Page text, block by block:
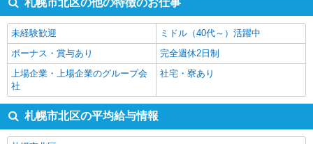
札幌市北区の他の特徴のお仕事
未経験歓迎
ミドル（40代～）活躍中
ボーナス・賞与あり
完全週休2日制
上場企業・上場企業のグループ会
社
社宅・寮あり
札幌市北区の平均給与情報